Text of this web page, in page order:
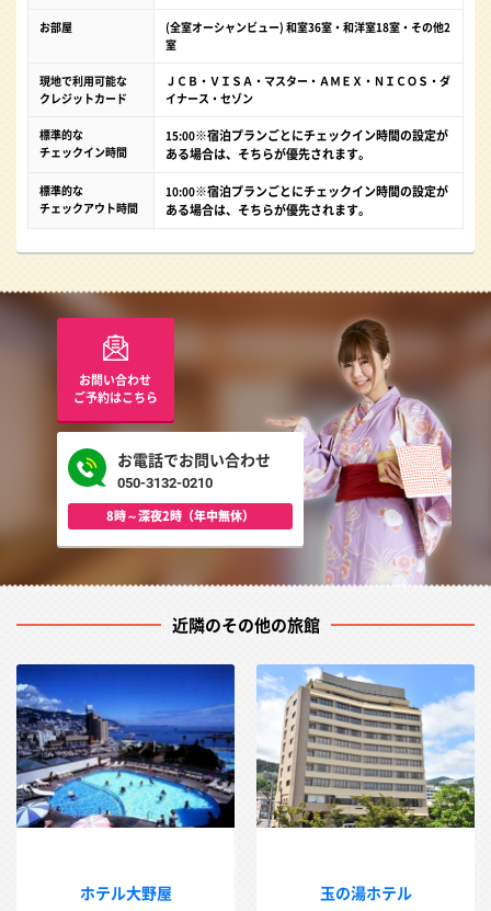
お部屋
(全室オーシャンビュー) 和室36室・和洋室18室・その他2
室
現地で利用可能な
クレジットカード
ＪＣＢ・ＶＩＳＡ・マスター・ＡＭＥＸ・ＮＩＣＯＳ・ダ
イナース・セゾン
標準的な
チェックイン時間
15:00※宿泊プランごとにチェックイン時間の設定が
ある場合は、そちらが優先されます。
標準的な
チェックアウト時間
10:00※宿泊プランごとにチェックイン時間の設定が
ある場合は、そちらが優先されます。
お問い合わせ
ご予約はこちら
お電話でお問い合わせ
050-3132-0210
8時～深夜2時（年中無休）
近隣のその他の旅館
ホテル大野屋 玉の湯ホテル